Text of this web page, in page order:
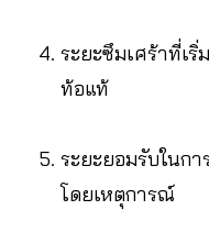
ระยะซึมเศร้าที่เริ่
ท้อแท้
ระยะยอมรับในก
โดยเหตุการณ์